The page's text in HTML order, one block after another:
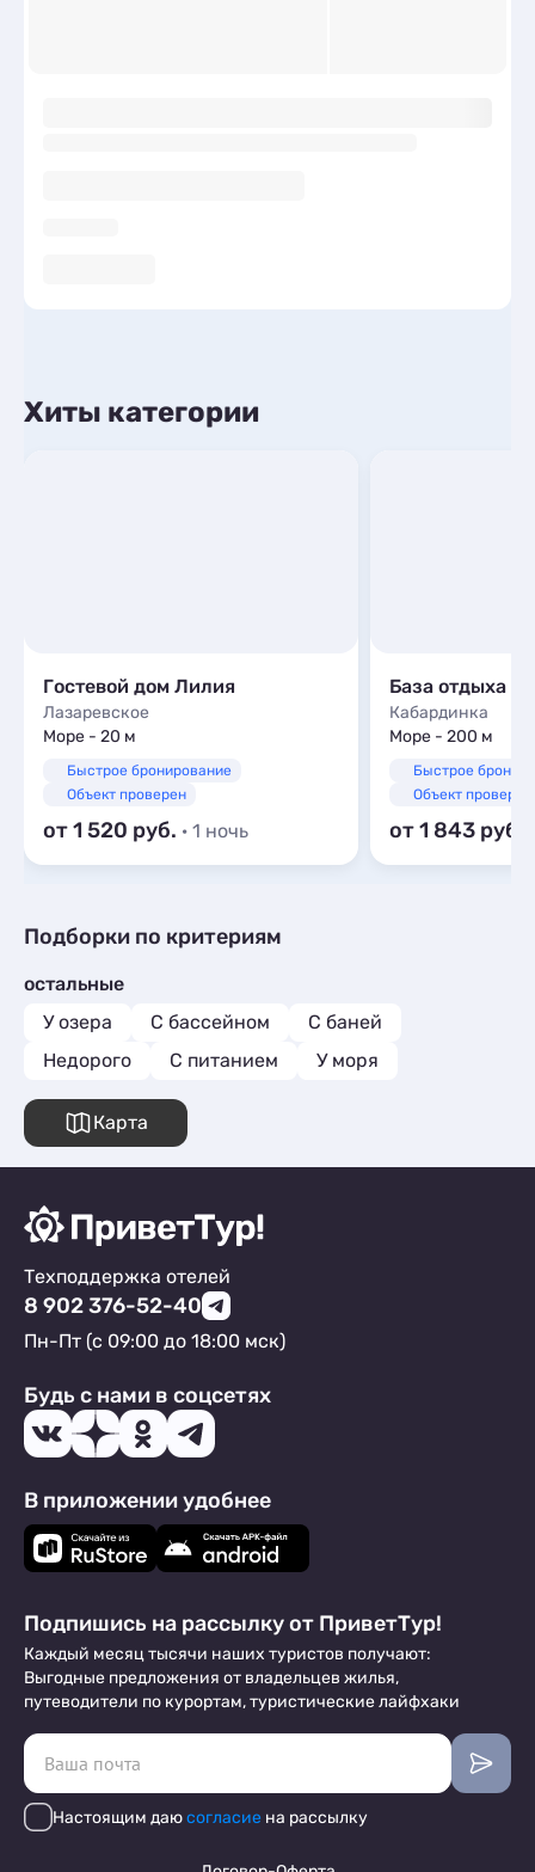
Хиты категории
Гостевой дом Лилия
Лазаревское
Море - 20 м
Быстрое бронирование
Объект проверен
от 1 520 · 1 ночь
База отдыха
Кабардинка
Море - 200 м
Быстрое
Объект проверен
от 1 843
Подборки по критериям
остальные
У озера
С бассейном
С баней
Недорого
С питанием У моря
Карта
Техподдержка отелей
8 902 376-52-40
Пн-Пт (с 09:00 до 18:00 мск)
Будь с нами в соцсетях
В приложении удобнее
Подпишись на рассылку от ПриветТур!
Каждый месяц тысячи наших туристов получают:
Выгодные предложения от владельцев жилья,
путеводители по курортам, туристические лайфхаки
Настоящим даюсогласие на рассылку